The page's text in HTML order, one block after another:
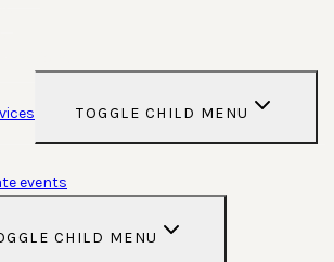
TOGGLE CHILD MENU
events
CHILD MENU